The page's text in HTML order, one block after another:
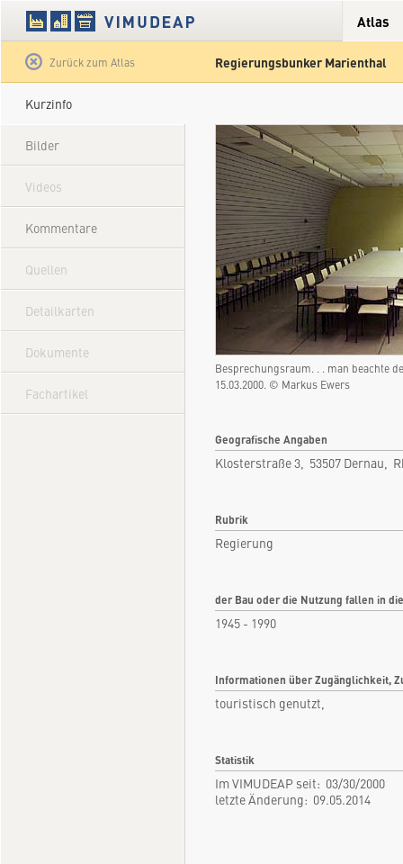
Atlas
Zurück zum Atlas Regierungsbunker Marienthal
Kurzinfo
Bilder
Videos
Kommentare
Quellen
Detailkarten
Dokumente
Fachartikel
Besprechungsraum. . . man beachte
15.03.2000. © Markus Ewers
Geografische Angaben
Klosterstraße 3, 53507 Dernau,
Rubrik
Regierung
der Bau oder die Nutzung fallen in
1945 - 1990
Informationen über Zugänglichkeit,
touristisch genutzt,
Statistik
Im VIMUDEAP seit: 03/30/2000
letzte Änderung: 09.05.2014
Satellit Hybrid Gelände Straße